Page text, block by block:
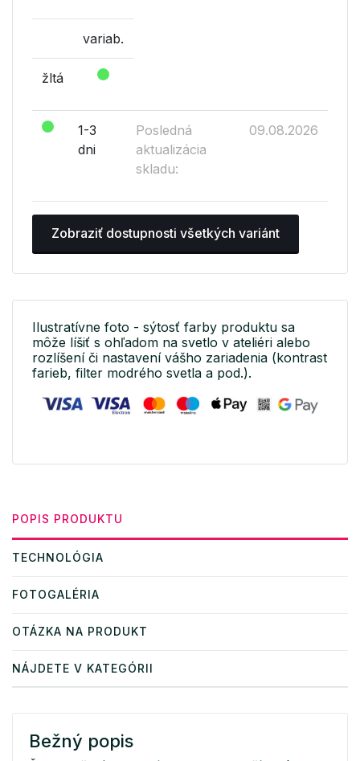
variab.
žltá
1-3
dni
Posledná
aktualizácia
skladu:
09.08.2026
Zobraziť dostupnosti všetkých variánt
Ilustratívne foto - sýtosť farby produktu sa
môže líšiť s ohľadom na svetlo v ateliéri alebo
rozlíšení či nastavení vášho zariadenia (kontrast
farieb, filter modrého svetla a pod.).
POPIS PRODUKTU
TECHNOLÓGIA
FOTOGALÉRIA
OTÁZKA NA PRODUKT
NÁJDETE V KATEGÓRII
Bežný popis